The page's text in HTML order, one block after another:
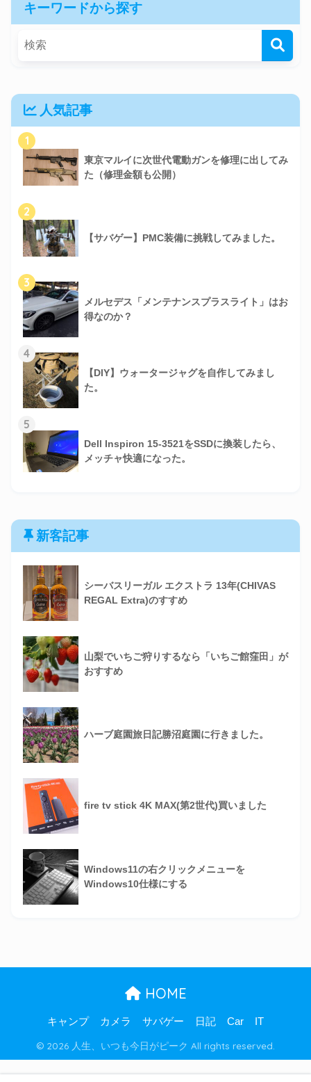
キーワードから探す
人気記事
1
東京マルイに次世代電動ガンを修理に出してみ
た（修理金額も公開）
2
【サバゲー】PMC装備に挑戦してみました。
3
メルセデス「メンテナンスプラスライト」はお
得なのか？
4
【DIY】ウォータージャグを自作してみまし
た。
5
Dell Inspiron 15-3521をSSDに換装したら、
メッチャ快適になった。
新客記事
シーバスリーガル エクストラ 13年(CHIVAS
REGAL Extra)のすすめ
山梨でいちご狩りするなら「いちご館窪田」が
おすすめ
ハーブ庭園旅日記勝沼庭園に行きました。
fire tv stick 4K MAX(第2世代)買いました
Windows11の右クリックメニューを
Windows10仕様にする
HOME
キャンプ カメラ サバゲー 日記 Car IT
© 2026 人生、いつも今日がピーク All rights reserved.